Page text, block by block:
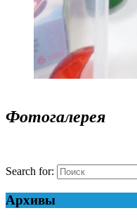
Фотогалерея
Search for:
Архивы